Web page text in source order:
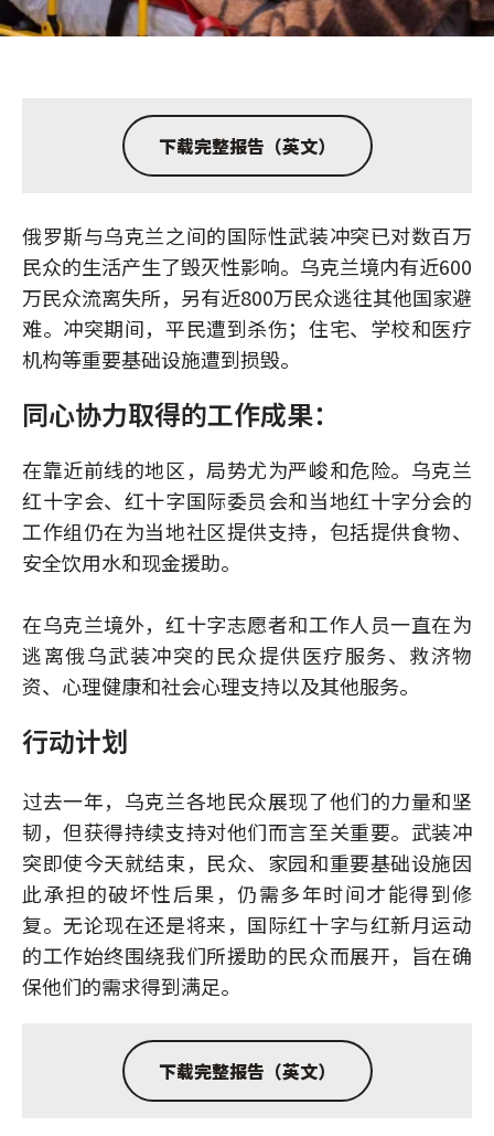
下载完整报告（英文）
俄罗斯与乌克兰之间的国际性武装冲突已对数百万
民众的生活产生了毁灭性影响。乌克兰境内有近600
万民众流离失所，另有近800万民众逃往其他国家避
难。冲突期间，平民遭到杀伤；住宅、学校和医疗
机构等重要基础设施遭到损毁。
同心协力取得的工作成果：
在靠近前线的地区，局势尤为严峻和危险。乌克兰
红十字会、红十字国际委员会和当地红十字分会的
工作组仍在为当地社区提供支持，包括提供食物、
安全饮用水和现金援助。
在乌克兰境外，红十字志愿者和工作人员一直在为
逃离俄乌武装冲突的民众提供医疗服务、救济物
资、心理健康和社会心理支持以及其他服务。
行动计划
过去一年，乌克兰各地民众展现了他们的力量和坚
韧，但获得持续支持对他们而言至关重要。武装冲
突即使今天就结束，民众、家园和重要基础设施因
此承担的破坏性后果，仍需多年时间才能得到修
复。无论现在还是将来，国际红十字与红新月运动
的工作始终围绕我们所援助的民众而展开，旨在确
保他们的需求得到满足。
下载完整报告（英文）